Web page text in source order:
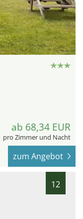
ab 68,34 EUR
pro Zimmer und Nacht
zum Angebot
12